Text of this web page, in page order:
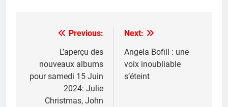
navigation
Previous:
L’aperçu des
nouveaux albums
pour samedi 15 Juin
2024: Julie
Christmas, John
Next:
Angela Bofill : une
voix inoubliable
s’éteint